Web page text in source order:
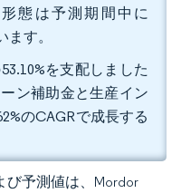
態は予測期間中に
ます。
を支配しました
ン補助金と生産イン
のCAGRで成長する
び予測値は、Mordor